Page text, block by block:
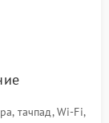
тачпад, Wi-Fi,